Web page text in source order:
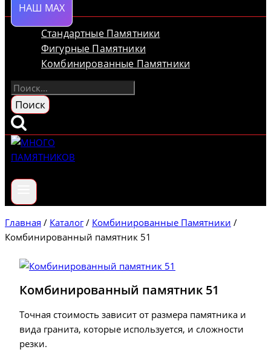
НАШ MAX
Стандартные Памятники
Фигурные Памятники
Комбинированные Памятники
Найти:
Главная / Каталог / Комбинированные Памятники /
Комбинированный памятник 51
Комбинированный памятник 51
Точная стоимость зависит от размера памятника и
вида гранита, которые используется, и сложности
резки.